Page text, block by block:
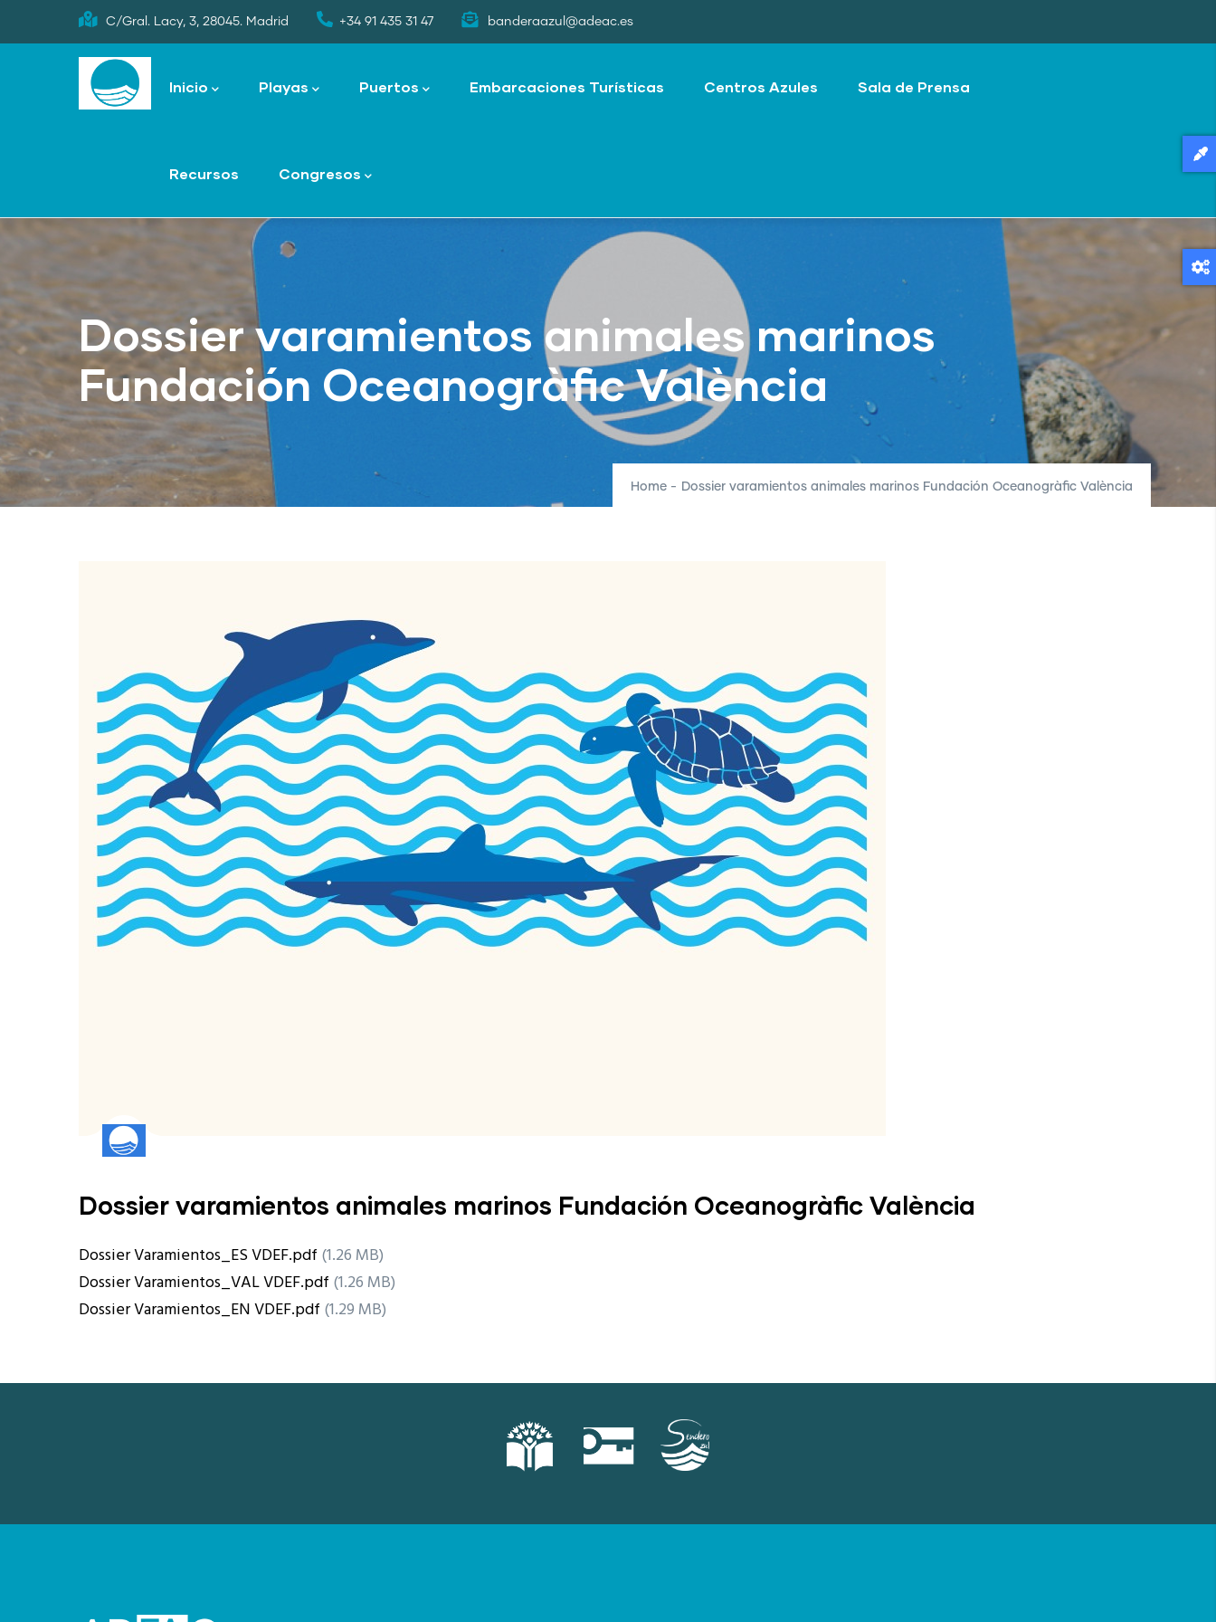
to
C/Gral. Lacy, 3, 28045. Madrid +34 91 435 31 47 banderaazul@adeac.es
navigation
Inicio Playas Puertos Embarcaciones Turísticas Centros Azules Sala de Prensa
Recursos Congresos
Dossier varamientos animales marinos
Fundación Oceanogràfic València
Home - Dossier varamientos animales marinos Fundación Oceanogràfic València
Dossier varamientos animales marinos Fundación Oceanogràfic València
Dossier Varamientos_ES VDEF.pdf (1.26 MB)
Dossier Varamientos_VAL VDEF.pdf (1.26 MB)
Dossier Varamientos_EN VDEF.pdf (1.29 MB)